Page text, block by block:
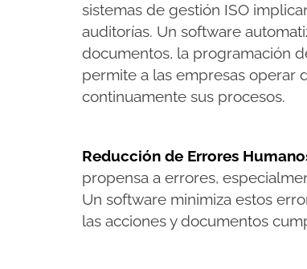
sistemas de gestión ISO
auditorías. Un software
documentos, la programación
permite a las empresas operar
continuamente sus procesos​.
Reducción de Errores
propensa a errores,
Un software minimiza estos
las acciones y documentos